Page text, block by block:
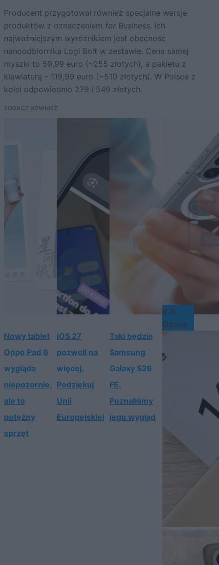
Producent przygotował również specjalne wersje
produktów z oznaczeniem for Business. Ich
najważniejszym wyróżnikiem jest obecność
nanoodbiornika Logi Bolt w zestawie. Cena samej
myszki to 59,99 euro (~255 złotych), a pakietu z
klawiaturą – 119,99 euro (~510 złotych). W Polsce z
kolei odpowiednio 279 i 549 złotych.
ZOBACZ RÓWNIEŻ
Nowy tablet
Oppo Pad 6
wygląda
niepozornie,
ale to
potężny
sprzęt
iOS 27
pozwoli na
więcej.
Podziękuj
Unii
Europejskiej
Taki będzie
Samsung
Galaxy S26
FE.
Poznaliśmy
jego wygląd
8.6
Ocena